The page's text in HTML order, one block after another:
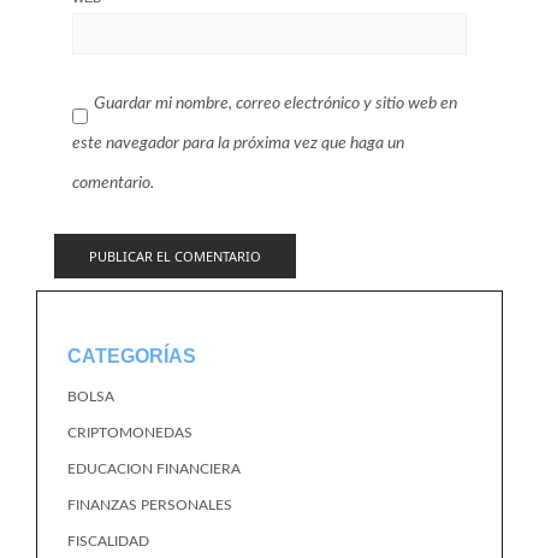
Guardar mi nombre, correo electrónico y sitio web en
este navegador para la próxima vez que haga un
comentario.
CATEGORÍAS
BOLSA
CRIPTOMONEDAS
EDUCACION FINANCIERA
FINANZAS PERSONALES
FISCALIDAD